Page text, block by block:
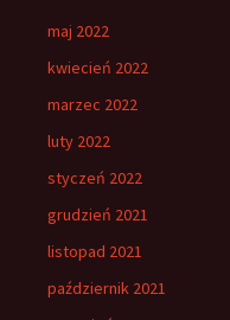
maj 2022
kwiecień 2022
marzec 2022
luty 2022
styczeń 2022
grudzień 2021
listopad 2021
październik 2021